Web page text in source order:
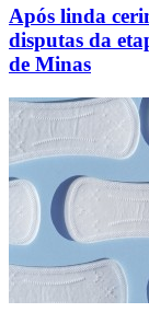
Após linda
disputas da
de Minas